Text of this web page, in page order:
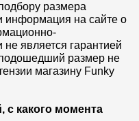
размера
информация на сайте о
является гарантией
размер не
магазину Funky
с какого момента